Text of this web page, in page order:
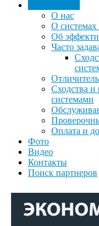
О нас
О
Об
Часто
Сходства
системами
Оплата и
Фото
Видео
Контакты
Поиск партнеров